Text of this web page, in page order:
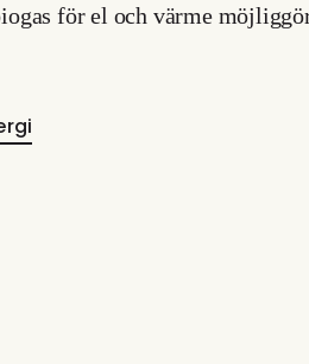
för el och värme